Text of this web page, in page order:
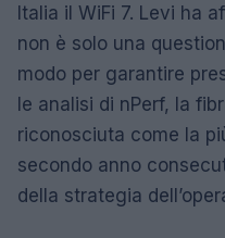
Italia il WiFi 7. Levi ha
non è solo una
modo per garantire
le analisi di nPerf, la
riconosciuta come la
secondo anno
della strategia